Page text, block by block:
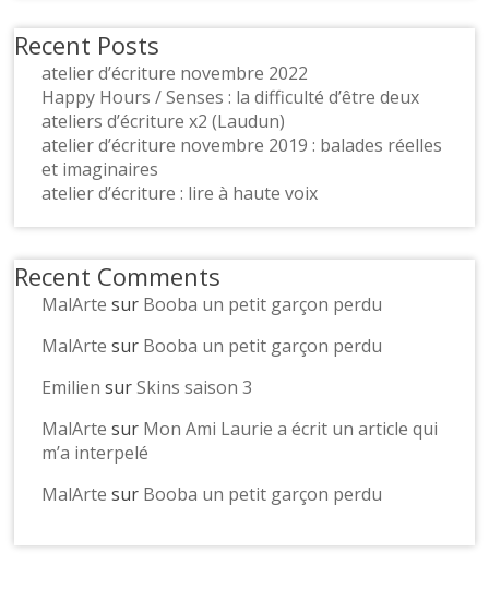
Recent Posts
atelier d’écriture novembre 2022
Happy Hours / Senses : la difficulté d’être deux
ateliers d’écriture x2 (Laudun)
atelier d’écriture novembre 2019 : balades réelles
et imaginaires
atelier d’écriture : lire à haute voix
Recent Comments
MalArte sur Booba un petit garçon perdu
MalArte sur Booba un petit garçon perdu
Emilien surSkins saison 3
MalArte sur Mon Ami Laurie a écrit un article qui
m’a interpelé
MalArte sur Booba un petit garçon perdu